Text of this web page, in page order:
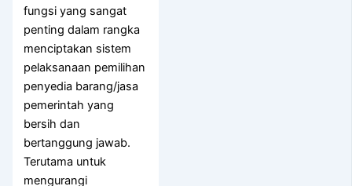
fungsi yang sangat
penting dalam rangka
menciptakan sistem
pelaksanaan pemilihan
penyedia barang/jasa
pemerintah yang
bersih dan
bertanggung jawab.
Terutama untuk
mengurangi